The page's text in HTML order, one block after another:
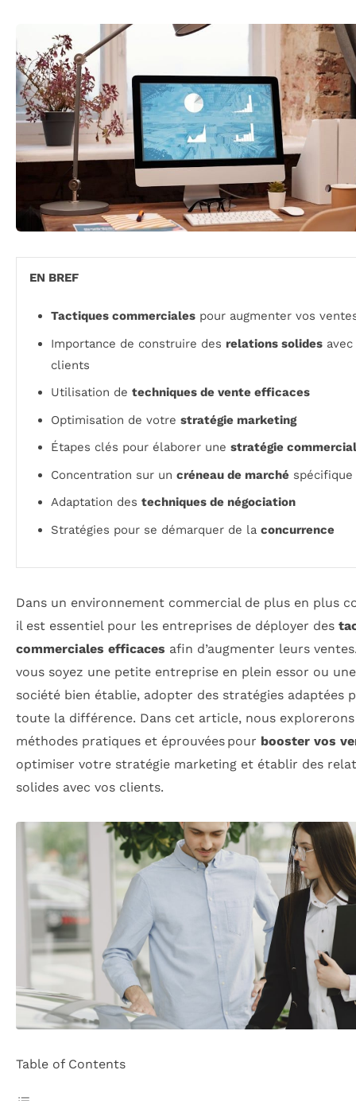
EN BREF
Tactiques commerciales pour augmenter vos
Importance de construire des relations solides
clients
Utilisation de techniques de vente efficaces
Optimisation de votre stratégie marketing
Étapes clés pour élaborer une stratégie
Concentration sur un créneau de marché spécifique
Adaptation des techniques de négociation
Stratégies pour se démarquer de la concurrence
Dans un environnement commercial de plus en plus
il est essentiel pour les entreprises de déployer des
commerciales efficaces afin d’augmenter leurs
vous soyez une petite entreprise en plein essor ou
société bien établie, adopter des stratégies adaptées
toute la différence. Dans cet article, nous explorerons
méthodes pratiques et éprouvées pour booster vos
optimiser votre stratégie marketing et établir des
solides avec vos clients.
Table of Contents